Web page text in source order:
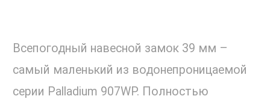
Всепогодный навесной замок 39 мм –
самый маленький из водонепроницаемой
серии Palladium 907WP. Полностью